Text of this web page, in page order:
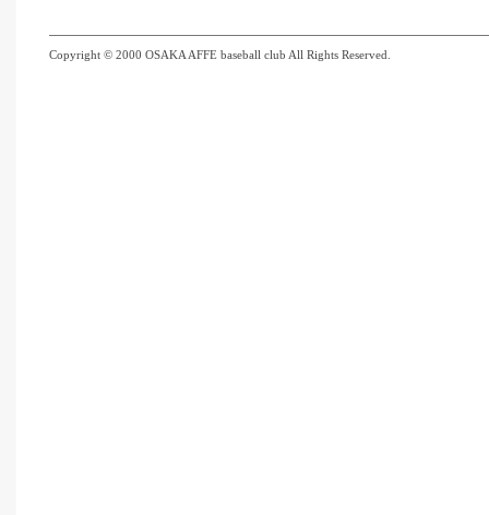
Copyright © 2000 OSAKA AFFE baseball club All Rights Reserved.